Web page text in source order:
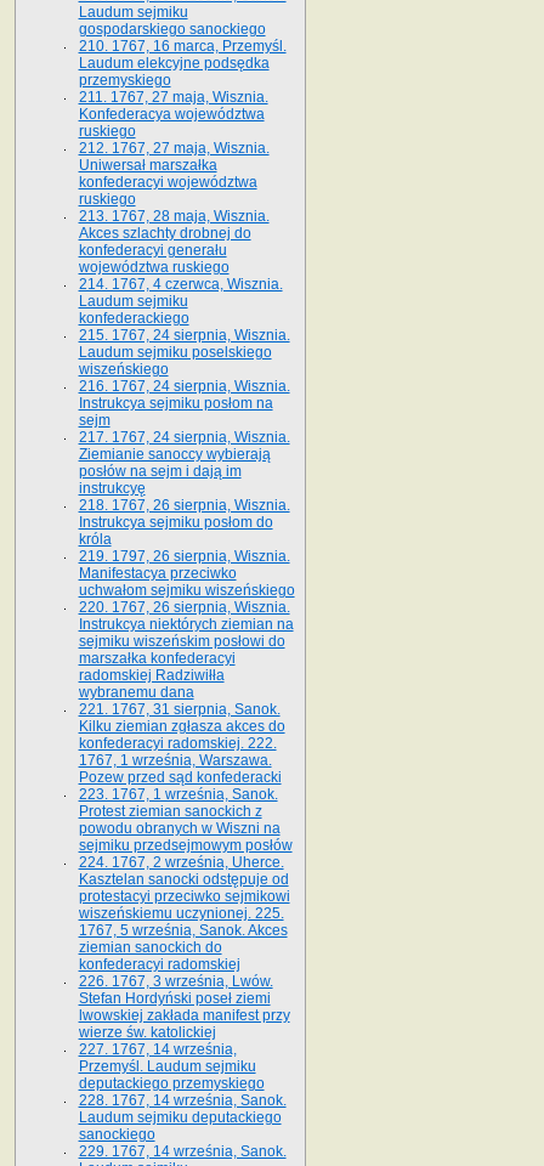
Laudum sejmiku
gospodarskiego sanockiego
210. 1767, 16 marca, Przemyśl.
Laudum elekcyjne podsędka
przemyskiego
211. 1767, 27 maja, Wisznia.
Konfederacya województwa
ruskiego
212. 1767, 27 maja, Wisznia.
Uniwersał marszałka
konfederacyi województwa
ruskiego
213. 1767, 28 maja, Wisznia.
Akces szlachty drobnej do
konfederacyi generału
województwa ruskiego
214. 1767, 4 czerwca, Wisznia.
Laudum sejmiku
konfederackiego
215. 1767, 24 sierpnia, Wisznia.
Laudum sejmiku poselskiego
wiszeńskiego
216. 1767, 24 sierpnia, Wisznia.
Instrukcya sejmiku posłom na
sejm
217. 1767, 24 sierpnia, Wisznia.
Ziemianie sanoccy wybierają
posłów na sejm i dają im
instrukcyę
218. 1767, 26 sierpnia, Wisznia.
Instrukcya sejmiku posłom do
króla
219. 1797, 26 sierpnia, Wisznia.
Manifestacya przeciwko
uchwałom sejmiku wiszeńskiego
220. 1767, 26 sierpnia, Wisznia.
Instrukcya niektórych ziemian na
sejmiku wiszeńskim posłowi do
marszałka konfe­deracyi
radomskiej Radziwiłła
wybranemu dana
221. 1767, 31 sierpnia, Sanok.
Kilku ziemian zgłasza akces do
konfederacyi radomskiej. 222.
1767, 1 września, Warszawa.
Pozew przed sąd konfederacki
223. 1767, 1 września, Sanok.
Protest ziemian sanockich z
powodu obranych w Wiszni na
sejmiku przedsejmo­wym posłów
224. 1767, 2 września, Uherce.
Kasztelan sanocki odstępuje od
protestacyi przeciwko sejmikowi
wiszeńskiemu uczynionej. 225.
1767, 5 września, Sanok. Akces
ziemian sanockich do
konfederacyi radomskiej
226. 1767, 3 września, Lwów.
Stefan Hordyński poseł ziemi
lwowskiej zakłada manifest przy
wierze św. ka­tolickiej
227. 1767, 14 września,
Przemyśl. Laudum sejmiku
deputackiego przemyskiego
228. 1767, 14 września, Sanok.
Laudum sejmiku deputackiego
sanockiego
229. 1767, 14 września, Sanok.